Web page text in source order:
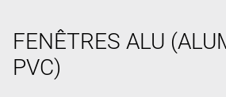
FENÊTRES ALU
PVC)